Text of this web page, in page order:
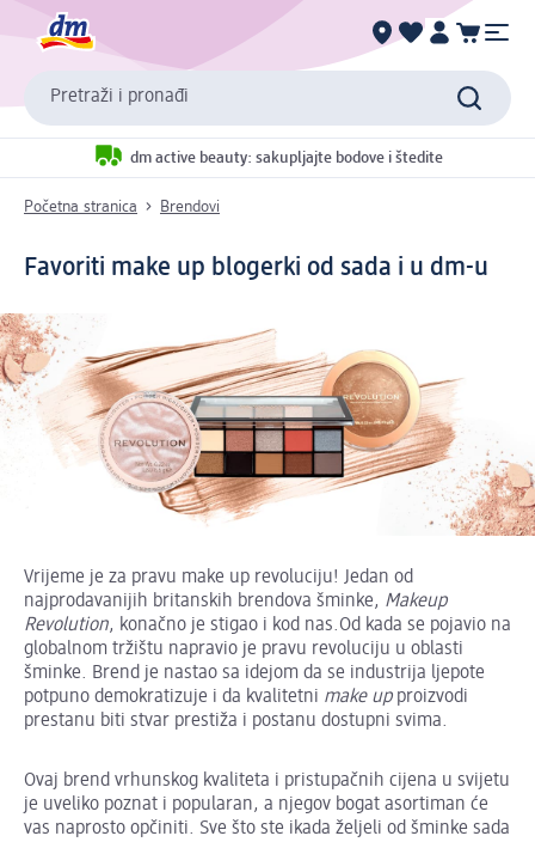
Pretraži i pronađi
dm active beauty: sakupljajte bodove i štedite
Početna stranica Brendovi
Favoriti make up blogerki od sada i u dm-u
Vrijeme je za pravu make up revoluciju! Jedan od
najprodavanijih britanskih brendova šminke, Makeup
Revolution, konačno je stigao i kod nas.Od kada se pojavio na
globalnom tržištu napravio je pravu revoluciju u oblasti
šminke. Brend je nastao sa idejom da se industrija ljepote
potpuno demokratizuje i da kvalitetni make upproizvodi
prestanu biti stvar prestiža i postanu dostupni svima.
Ovaj brend vrhunskog kvaliteta i pristupačnih cijena u svijetu
je uveliko poznat i popularan, a njegov bogat asortiman će
vas naprosto opčiniti. Sve što ste ikada željeli od šminke sada